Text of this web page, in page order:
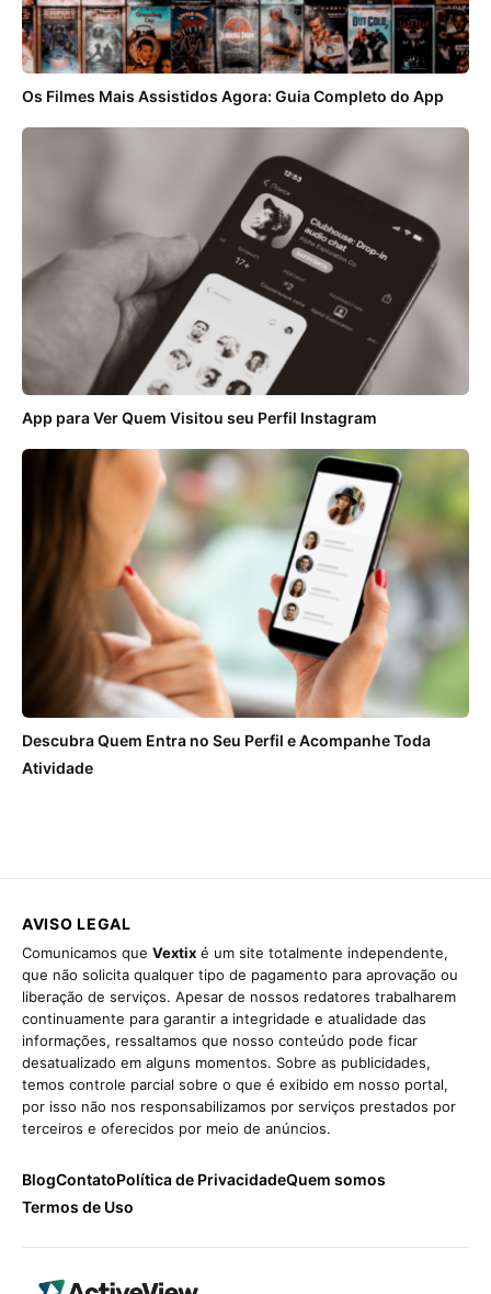
Os Filmes Mais Assistidos Agora: Guia Completo do App
App para Ver Quem Visitou seu Perfil Instagram
Descubra Quem Entra no Seu Perfil e Acompanhe Toda
Atividade
AVISO LEGAL
Comunicamos que Vextix é um site totalmente independente,
que não solicita qualquer tipo de pagamento para aprovação ou
liberação de serviços. Apesar de nossos redatores trabalharem
continuamente para garantir a integridade e atualidade das
informações, ressaltamos que nosso conteúdo pode ficar
desatualizado em alguns momentos. Sobre as publicidades,
temos controle parcial sobre o que é exibido em nosso portal,
por isso não nos responsabilizamos por serviços prestados por
terceiros e oferecidos por meio de anúncios.
BlogContatoPolítica de PrivacidadeQuem somos
Termos de Uso